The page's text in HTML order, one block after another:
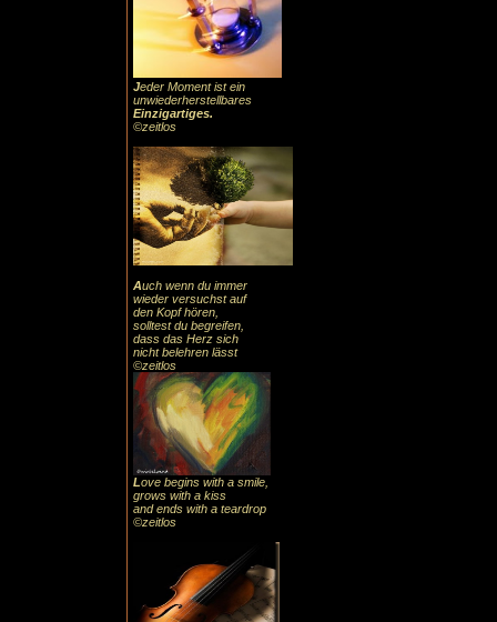
Jeder Moment ist ein
unwiederherstellbares
Einzigartiges.
©zeitlos
Auch wenn du immer
wieder versuchst auf
den Kopf hören,
solltest du begreifen,
dass das Herz sich
nicht belehren lässt
©zeitlos
Love begins with a smile,
grows with a kiss
and ends with a teardrop
©zeitlos